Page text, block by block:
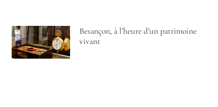
Besançon, à l’heure d’un patrimoine
vivant